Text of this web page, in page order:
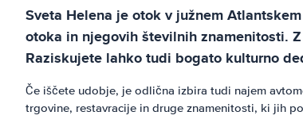
Sveta Helena je otok v južnem
otoka in njegovih številnih znamenitosti.
Raziskujete lahko tudi bogato kulturno
Če iščete udobje, je odlična izbira tudi najem
trgovine, restavracije in druge znamenitosti, ki jih